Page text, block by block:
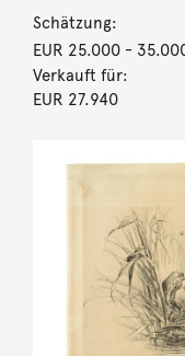
Schätzung:
EUR 25.000-
Verkauft für:
EUR 27.940